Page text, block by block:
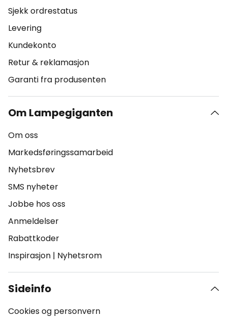
Sjekk ordrestatus
Levering
Kundekonto
Retur & reklamasjon
Garanti fra produsenten
Om Lampegiganten
Om oss
Markedsføringssamarbeid
Nyhetsbrev
SMS nyheter
Jobbe hos oss
Anmeldelser
Rabattkoder
Inspirasjon | Nyhetsrom
Sideinfo
Cookies og personvern